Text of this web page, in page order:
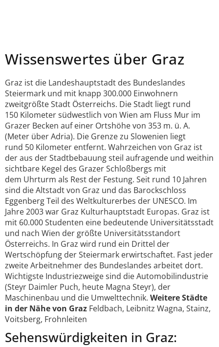
Wissenswertes über Graz
Graz ist die Landeshauptstadt des Bundeslandes
Steiermark und mit knapp 300.000 Einwohnern
zweitgrößte Stadt Österreichs. Die Stadt liegt rund
150 Kilometer südwestlich von Wien am Fluss Mur im
Grazer Becken auf einer Ortshöhe von 353 m. ü. A.
(Meter über Adria). Die Grenze zu Slowenien liegt
rund 50 Kilometer entfernt. Wahrzeichen von Graz ist
der aus der Stadtbebauung steil aufragende und weithin
sichtbare Kegel des Grazer Schloßbergs mit
dem Uhrturm als Rest der Festung. Seit rund 10 Jahren
sind die Altstadt von Graz und das Barockschloss
Eggenberg Teil des Weltkulturerbes der UNESCO. Im
Jahre 2003 war Graz Kulturhauptstadt Europas. Graz ist
mit 60.000 Studenten eine bedeutende Universitätsstadt
und nach Wien der größte Universitätsstandort
Österreichs. In Graz wird rund ein Drittel der
Wertschöpfung der Steiermark erwirtschaftet. Fast jeder
zweite Arbeitnehmer des Bundeslandes arbeitet dort.
Wichtigste Industriezweige sind die Automobilindustrie
(Steyr Daimler Puch, heute Magna Steyr), der
Maschinenbau und die Umwelttechnik. Weitere Städte
in der Nähe von Graz Feldbach, Leibnitz Wagna, Stainz,
Voitsberg, Frohnleiten
Sehenswürdigkeiten in Graz: